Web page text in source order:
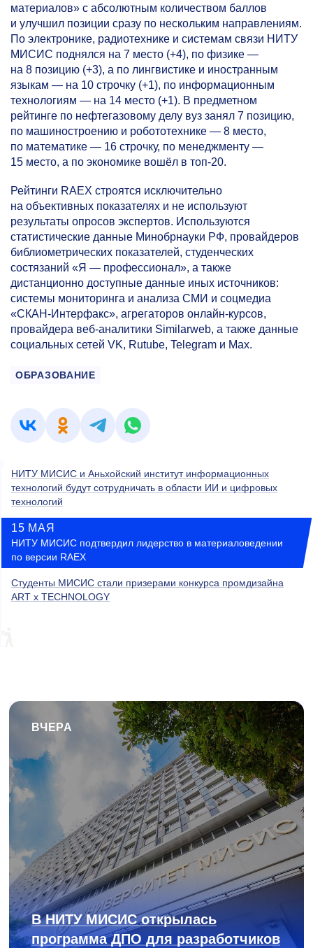
материалов» с абсолютным количеством баллов
и улучшил позиции сразу по нескольким направлениям.
По электронике, радиотехнике и системам связи НИТУ
МИСИС поднялся на 7 место (+4), по физике —
на 8 позицию (+3), а по лингвистике и иностранным
языкам — на 10 строчку (+1), по информационным
технологиям — на 14 место (+1). В предметном
рейтинге по нефтегазовому делу вуз занял 7 позицию,
по машиностроению и робототехнике — 8 место,
по математике — 16 строчку, по менеджменту —
15 место, а по экономике вошёл в топ-20.
Рейтинги RAEX строятся исключительно
на объективных показателях и не используют
результаты опросов экспертов. Используются
статистические данные Минобрнауки РФ, провайдеров
библиометрических показателей, студенческих
состязаний «Я — профессионал», а также
дистанционно доступные данные иных источников:
системы мониторинга и анализа СМИ и соцмедиа
«СКАН-Интерфакс», агрегаторов онлайн-курсов,
провайдера веб-аналитики Similarweb, а также данные
социальных сетей VK, Rutube, Telegram и Mах.
ОБРАЗОВАНИЕ
НИТУ МИСИС и Аньхойский институт информационных
технологий будут сотрудничать в области ИИ и цифровых
технологий
15 МАЯ
НИТУ МИСИС подтвердил лидерство в материаловедении
по версии RAEX
Студенты МИСИС стали призерами конкурса промдизайна
ART x TECHNOLOGY
ВЧЕРА
В НИТУ МИСИС открылась
программа ДПО для разработчиков